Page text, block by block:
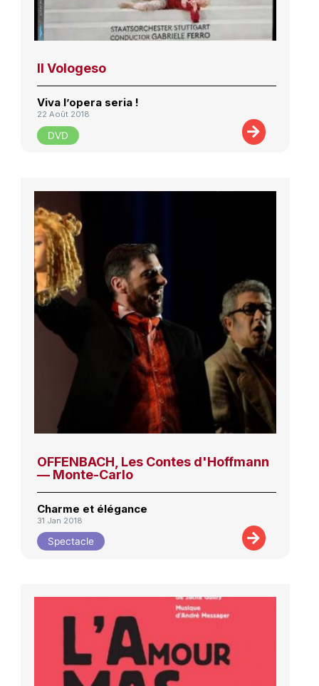
Il Vologeso
Viva l’opera seria !
22 Août 2018
DVD
OFFENBACH, Les Contes d'Hoffmann
— Monte-Carlo
Charme et élégance
31 Jan 2018
Spectacle